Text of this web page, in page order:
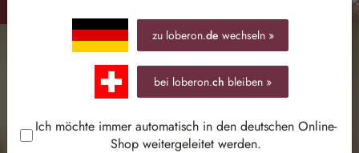
zu loberon.de wechseln »
bei loberon.ch bleiben »
Ich möchte immer automatisch in den deutschen Online-
Shop weitergeleitet werden.